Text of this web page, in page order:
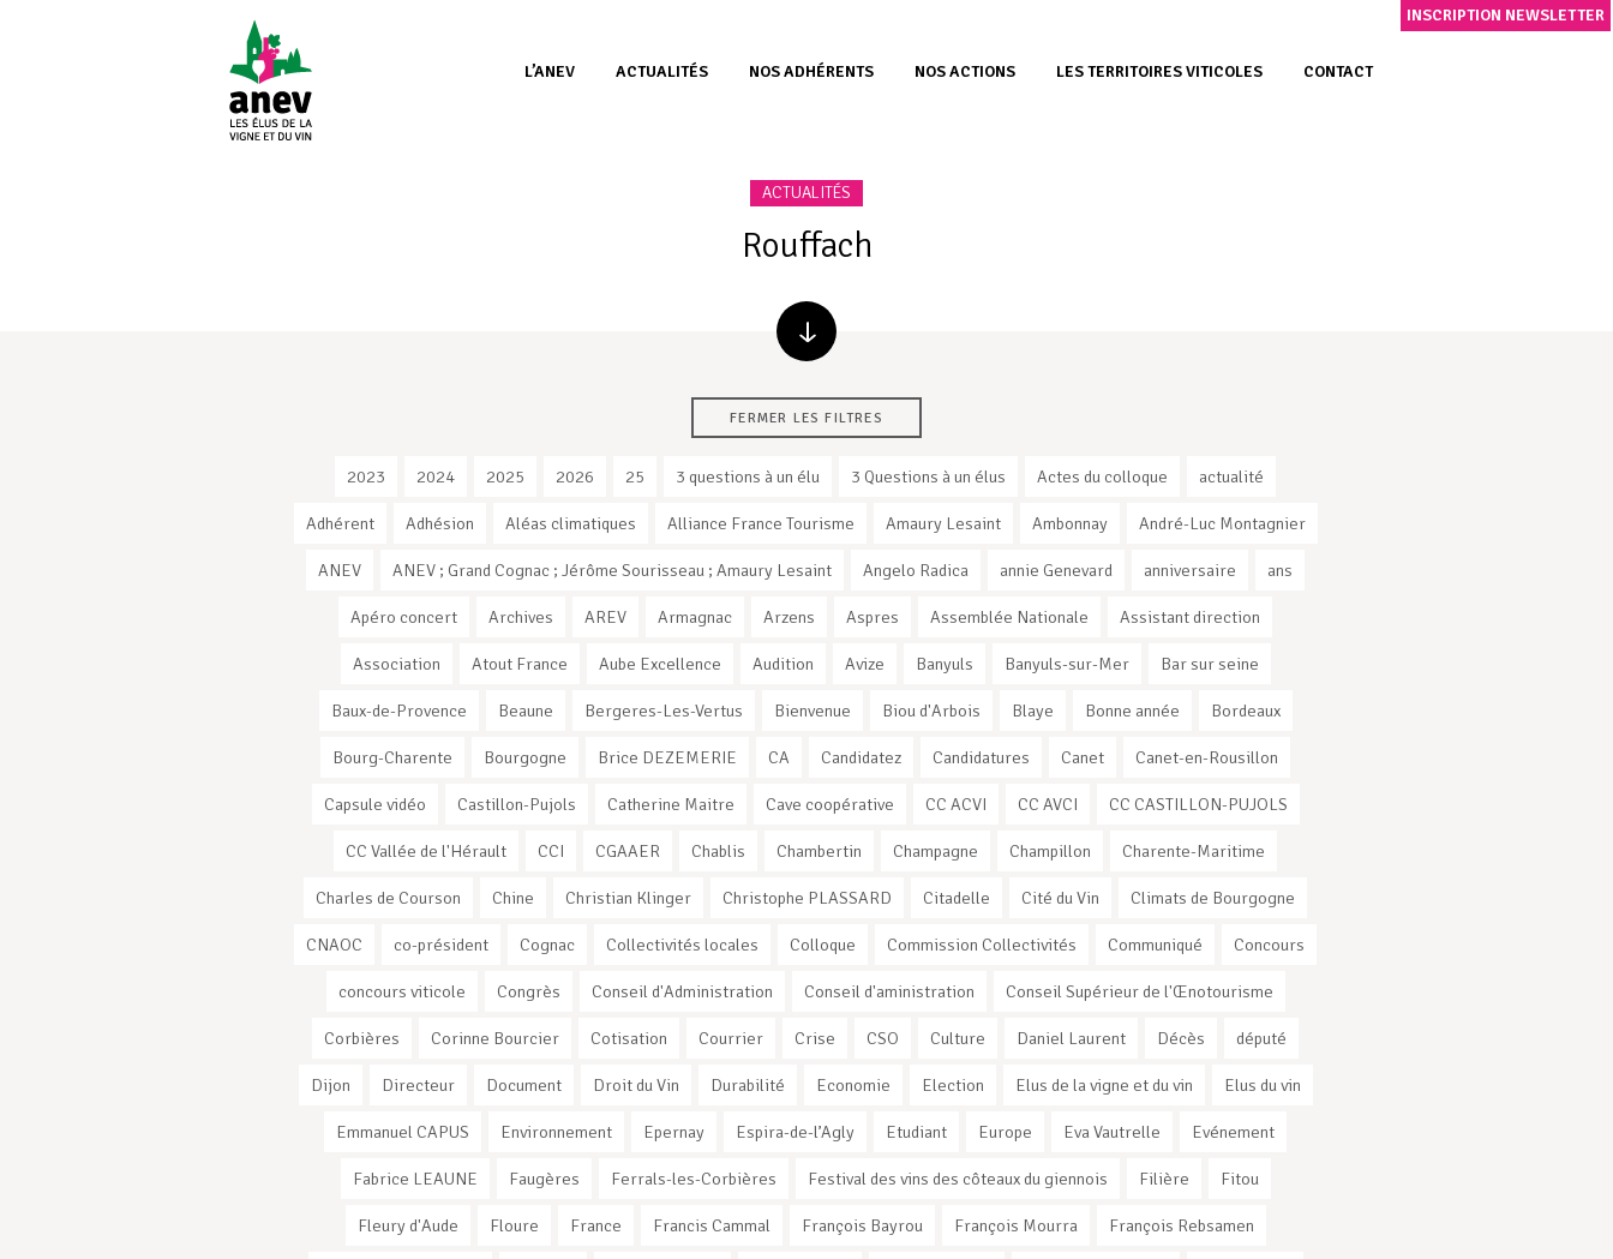
L’ANEV ACTUALITÉS NOS ADHÉRENTS NOS ACTIONS LES TERRITOIRES VITICOLES CONTACT
INSCRIPTION NEWSLETTER
ACTUALITÉS
Rouffach
FERMER LES FILTRES
2023 2024 2025 2026 25 3 questions à un élu 3 Questions à un élus Actes du colloque actualité
Adhérent Adhésion Aléas climatiques Alliance France Tourisme Amaury Lesaint Ambonnay André-Luc Montagnier
ANEV ANEV ; Grand Cognac ; Jérôme Sourisseau ; Amaury Lesaint Angelo Radica annie Genevard anniversaire ans
Apéro concert Archives AREV Armagnac Arzens Aspres Assemblée Nationale Assistant direction
Association Atout France Aube Excellence Audition Avize Banyuls Banyuls-sur-Mer Bar sur seine
Baux-de-Provence Beaune Bergeres-Les-Vertus Bienvenue Biou d'Arbois Blaye Bonne année Bordeaux
Bourg-Charente Bourgogne Brice DEZEMERIE CA Candidatez Candidatures Canet Canet-en-Rousillon
Capsule vidéo Castillon-Pujols Catherine Maitre Cave coopérative CC ACVI CC AVCI CC CASTILLON-PUJOLS
CC Vallée de l'Hérault CCI CGAAER Chablis Chambertin Champagne Champillon Charente-Maritime
Charles de Courson Chine Christian Klinger Christophe PLASSARD Citadelle Cité du Vin Climats de Bourgogne
CNAOC co-président Cognac Collectivités locales Colloque Commission Collectivités Communiqué Concours
concours viticole Congrès Conseil d'Administration Conseil d'aministration Conseil Supérieur de l'Œnotourisme
Corbières Corinne Bourcier Cotisation Courrier Crise CSO Culture Daniel Laurent Décès député
Dijon Directeur Document Droit du Vin Durabilité Economie Election Elus de la vigne et du vin Elus du vin
Emmanuel CAPUS Environnement Epernay Espira-de-l’Agly Etudiant Europe Eva Vautrelle Evénement
Fabrice LEAUNE Faugères Ferrals-les-Corbières Festival des vins des côteaux du giennois Filière Fitou
Fleury d'Aude Floure France Francis Cammal François Bayrou François Mourra François Rebsamen